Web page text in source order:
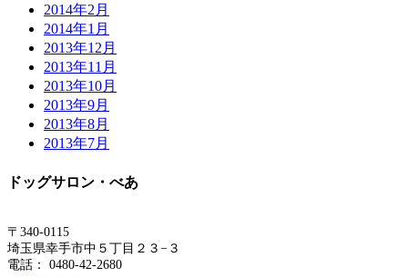
2014年2月
2014年1月
2013年12月
2013年11月
2013年10月
2013年9月
2013年8月
2013年7月
ドッグサロン・べあ
〒340-0115
埼玉県幸手市中５丁目２３−３
電話： 0480-42-2680